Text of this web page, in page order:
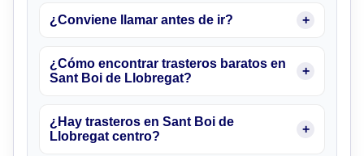
¿Conviene llamar antes de ir?
¿Cómo encontrar trasteros baratos en
Sant Boi de Llobregat?
¿Hay trasteros en Sant Boi de
Llobregat centro?